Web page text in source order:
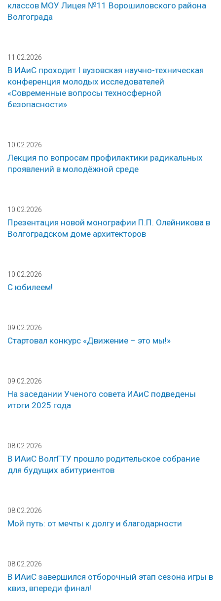
классов МОУ Лицея №11 Ворошиловского района
Волгограда
11.02.2026
В ИАиС проходит I вузовская научно-техническая
конференция молодых исследователей
«Современные вопросы техносферной
безопасности»
10.02.2026
Лекция по вопросам профилактики радикальных
проявлений в молодёжной среде
10.02.2026
Презентация новой монографии П.П. Олейникова в
Волгоградском доме архитекторов
10.02.2026
С юбилеем!
09.02.2026
Стартовал конкурс «Движение – это мы!»
09.02.2026
На заседании Ученого совета ИАиС подведены
итоги 2025 года
08.02.2026
В ИАиС ВолгГТУ прошло родительское собрание
для будущих абитуриентов
08.02.2026
Мой путь: от мечты к долгу и благодарности
08.02.2026
В ИАиС завершился отборочный этап сезона игры в
квиз, впереди финал!